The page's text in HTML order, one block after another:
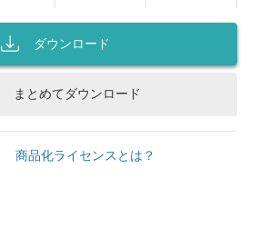
ダウンロード
まとめてダウンロード
商品化ライセンスとは？